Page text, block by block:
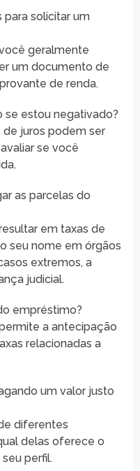
para solicitar um
geralmente
um documento de
de renda.
se estou negativado?
de juros podem ser
se você
as parcelas do
em taxas de
seu nome em órgãos
extremos, a
judicial.
empréstimo?
a antecipação
relacionadas a
um valor justo
diferentes
delas oferece o
perfil.